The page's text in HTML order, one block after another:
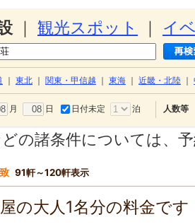
観光スポット イ
東北 関東・甲信越 東海 近畿・北陸
月 日 日付未定 泊 人数等
の諸条件については、
91軒～120軒表示
の大人1名分の料金で